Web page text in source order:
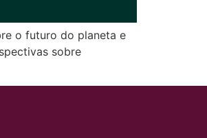
o futuro do planeta e
sobre